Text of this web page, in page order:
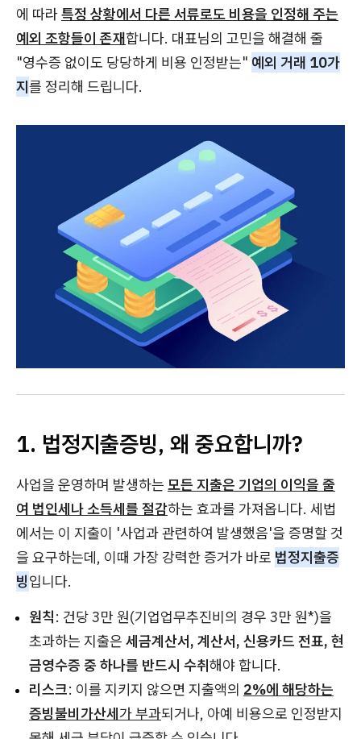
에 따라특정 상황에서 다른 서류로도 비용을 인정해 주는
예외 조항들이 존재합니다. 대표님의 고민을 해결해 줄
"영수증 없이도 당당하게 비용 인정받는" 예외 거래 10가
지를 정리해 드립니다.
1. 법정지출증빙, 왜 중요합니까?
사업을 운영하며 발생하는 모든 지출은 기업의 이익을 줄
여 법인세나 소득세를 절감하는 효과를 가져옵니다. 세법
에서는 이 지출이 '사업과 관련하여 발생했음'을 증명할 것
을 요구하는데, 이때 가장 강력한 증거가 바로 법정지출증
빙입니다.
원칙: 건당 3만 원(기업업무추진비의 경우 3만 원*)을
초과하는 지출은 세금계산서, 계산서, 신용카드 전표, 현
금영수증 중 하나를 반드시 수취해야 합니다.
리스크: 이를 지키지 않으면 지출액의 2%에 해당하는
증빙불비가산세가 부과되거나, 아예 비용으로 인정받지